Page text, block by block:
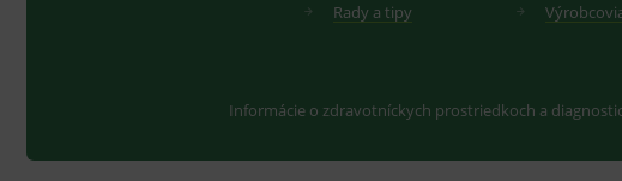
Rady a tipy
Informácie o zdravotníckych prostriedkoch a